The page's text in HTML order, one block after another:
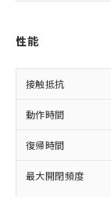
性能
接触抵抗
動作時間
復帰時間
最大開閉頻度
以下の
(
対応予
非含有
定はあり
調査・
非含有
非該当品
害物質
※1 中
「○」：
基準値